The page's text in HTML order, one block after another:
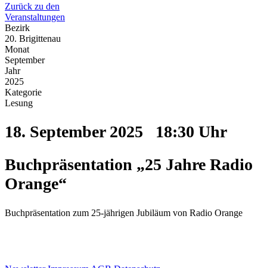
Zurück zu den
Veranstaltungen
Bezirk
20. Brigittenau
Monat
September
Jahr
2025
Kategorie
Lesung
18. September 2025 18:30 Uhr
Buchpräsentation „25 Jahre Radio
Orange“
Buchpräsentation zum 25-jährigen Jubiläum von Radio Orange